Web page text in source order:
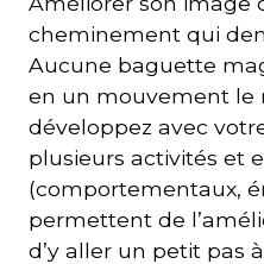
cheminement qui
Aucune baguette
en un mouvement le
développez avec
plusieurs activités et
(comportementaux,
permettent de
d’y aller un petit pas